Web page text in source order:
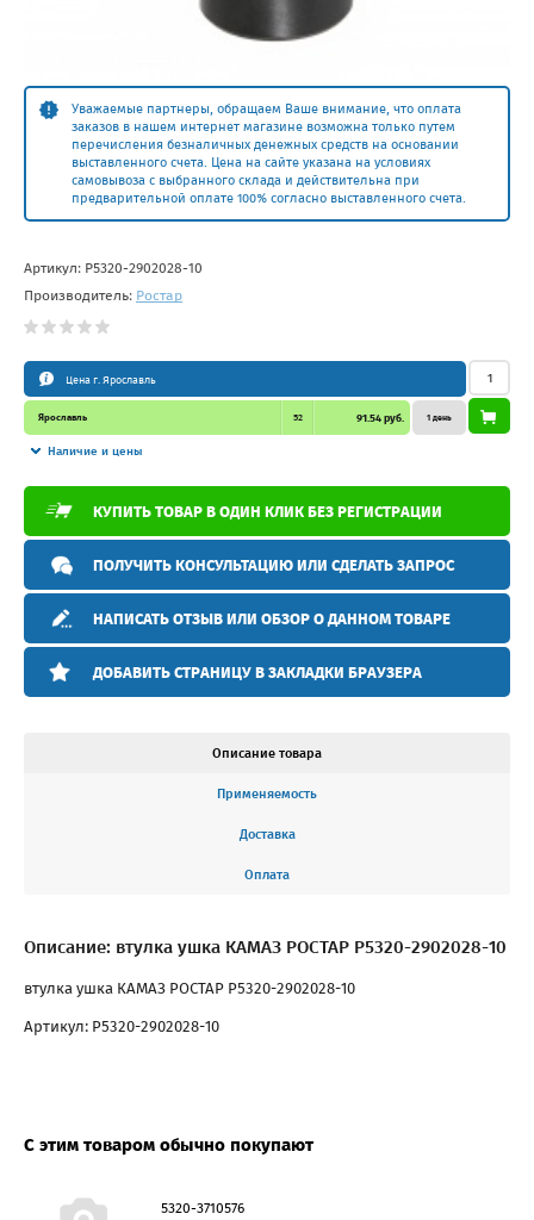
Уважаемые партнеры, обращаем Ваше внимание, что оплата
заказов в нашем интернет магазине возможна только путем
перечисления безналичных денежных средств на основании
выставленного счета. Цена на сайте указана на условиях
самовывоза с выбранного склада и действительна при
предварительной оплате 100% согласно выставленного счета.
Артикул: Р5320-2902028-10
Производитель: Ростар
Цена г. Ярославль
Ярославль 52 91.54 руб.
Наличие и цены
1 день
КУПИТЬ ТОВАР В ОДИН КЛИК БЕЗ РЕГИСТРАЦИИ
ПОЛУЧИТЬ КОНСУЛЬТАЦИЮ ИЛИ СДЕЛАТЬ ЗАПРОС
НАПИСАТЬ ОТЗЫВ ИЛИ ОБЗОР О ДАННОМ ТОВАРЕ
ДОБАВИТЬ СТРАНИЦУ В ЗАКЛАДКИ БРАУЗЕРА
Описание товара
Применяемость
Доставка
Оплата
Описание: втулка ушка КАМАЗ РОСТАР Р5320-2902028-10
втулка ушка КАМАЗ РОСТАР Р5320-2902028-10
Артикул: Р5320-2902028-10
С этим товаром обычно покупают
5320-3710576